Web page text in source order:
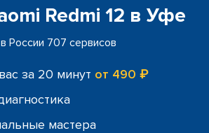
Redmi 12 в Уфе
России 707 сервисов
за 20 минут от 490 ₽
мастера